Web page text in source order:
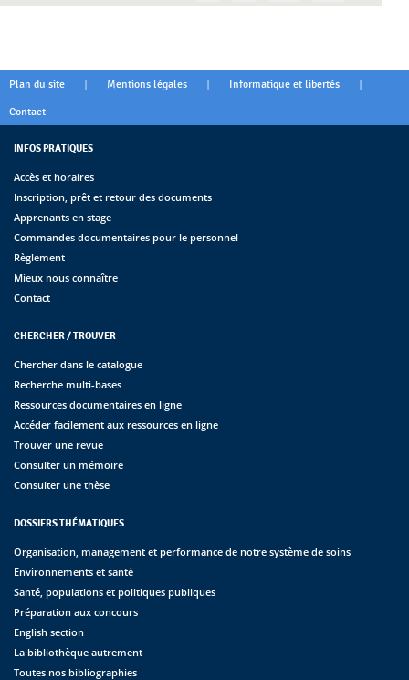
Plan du site | Mentions légales | Informatique et libertés |
Contact
INFOS PRATIQUES
Accès et horaires
Inscription, prêt et retour des documents
Apprenants en stage
Commandes documentaires pour le personnel
Règlement
Mieux nous connaître
Contact
CHERCHER / TROUVER
Chercher dans le catalogue
Recherche multi-bases
Ressources documentaires en ligne
Accéder facilement aux ressources en ligne
Trouver une revue
Consulter un mémoire
Consulter une thèse
DOSSIERS THÉMATIQUES
Organisation, management et performance de notre système de soins
Environnements et santé
Santé, populations et politiques publiques
Préparation aux concours
English section
La bibliothèque autrement
Toutes nos bibliographies